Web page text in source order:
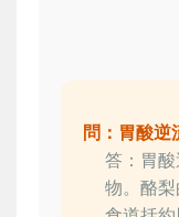
問：胃酸逆
答：胃
物。酪